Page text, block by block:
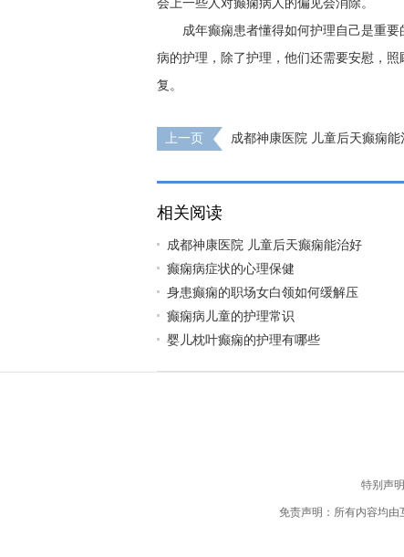
会上一些人对癫痫病人的偏见会消除。
成年癫痫患者懂得如何护理自己是重
病的护理，除了护理，他们还需要安慰，
复。
上一页 成都神康医院 儿童后天癫痫能
相关阅读
成都神康医院 儿童后天癫痫能治好
癫痫病症状的心理保健
身患癫痫的职场女白领如何缓解压
癫痫病儿童的护理常识
婴儿枕叶癫痫的护理有哪些
特别声
免责声明：所有内容均由